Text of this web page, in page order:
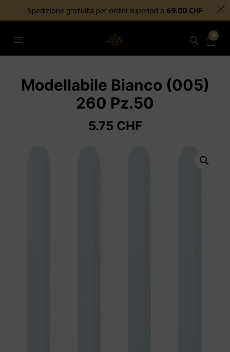
SPEDIZIONE GRATUITA PER ORDINI SUPERIORI A 69€
NIENTE DAZI DOGANALI
0
Modellabile Bianco (005)
260 Pz.50
5.75 CHF
Spedizione gratuita per ordini superiori a 69.00 CHF